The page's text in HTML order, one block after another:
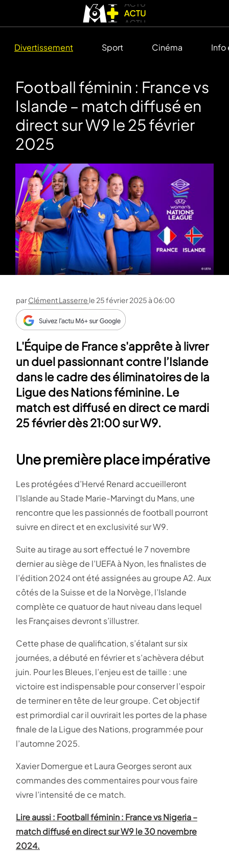
Divertissement Sport Cinéma Info
Football féminin : France vs
Islande – match diffusé en
direct sur W9 le 25 février
2025
parClément Lasserre le 25 février 2025 à 06:00
L'Équipe de France s'apprête à livrer
un duel passionnant contre l’Islande
dans le cadre des éliminatoires de la
Ligue des Nations féminine. Le
match est diffusé en direct ce mardi
25 février dès 21:00 sur W9.
Une première place impérative
Les protégées d’Hervé Renard accueilleront
l’Islande au Stade Marie-Marvingt du Mans, une
rencontre que les passionnés de football pourront
suivre en direct et en exclusivité sur W9.
Suite au tirage au sort effectué le 7 novembre
dernier au siège de l’UEFA à Nyon, les finalistes de
l’édition 2024 ont été assignées au groupe A2. Aux
côtés de la Suisse et de la Norvège, l’Islande
complète ce quatuor de haut niveau dans lequel
les Françaises devront s’illustrer.
Cette phase de qualification, s’étalant sur six
journées, a débuté en février et s’achèvera début
juin. Pour les Bleues, l’enjeu est de taille : une
victoire est indispensable pour conserver l’espoir
de terminer en tête de leur groupe. Cet objectif
est primordial car il ouvrirait les portes de la phase
finale de la Ligue des Nations, programmée pour
l’automne 2025.
Xavier Domergue et Laura Georges seront aux
commandes des commentaires pour vous faire
vivre l’intensité de ce match.
Lire aussi : Football féminin : France vs Nigeria –
match diffusé en direct sur W9 le 30 novembre
2024.